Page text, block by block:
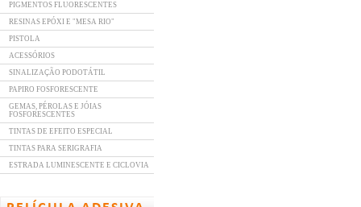
PIGMENTOS FLUORESCENTES
RESINAS EPÓXI E "MESA RIO"
PISTOLA
ACESSÓRIOS
SINALIZAÇÃO PODOTÁTIL
PAPIRO FOSFORESCENTE
GEMAS, PÉROLAS E JÓIAS
FOSFORESCENTES
TINTAS DE EFEITO ESPECIAL
TINTAS PARA SERIGRAFIA
ESTRADA LUMINESCENTE E CICLOVIA